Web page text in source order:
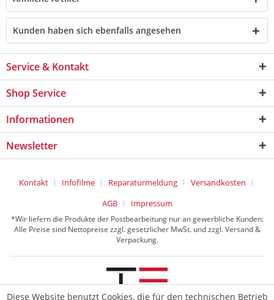
Kunden haben sich ebenfalls angesehen
Service & Kontakt
Shop Service
Informationen
Newsletter
Kontakt Infofilme Reparaturmeldung
Versandkosten
AGB
Impressum
*Wir liefern die Produkte der Postbearbeitung nur an gewerbliche Kunden:
Alle Preise sind Nettopreise zzgl. gesetzlicher MwSt. und zzgl. Versand &
Verpackung.
Diese Website benutzt Cookies, die für den technischen Betrieb